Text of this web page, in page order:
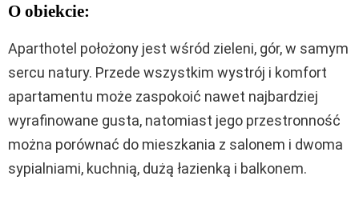
O obiekcie:
Aparthotel położony jest wśród zieleni, gór, w samym
sercu natury. Przede wszystkim wystrój i komfort
apartamentu może zaspokoić nawet najbardziej
wyrafinowane gusta, natomiast jego przestronność
można porównać do mieszkania z salonem i dwoma
sypialniami, kuchnią, dużą łazienką i balkonem.